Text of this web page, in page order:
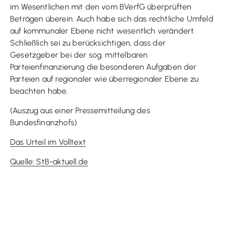
im Wesentlichen mit den vom BVerfG überprüften
Beträgen überein. Auch habe sich das rechtliche Umfeld
auf kommunaler Ebene nicht wesentlich verändert.
Schließlich sei zu berücksichtigen, dass der
Gesetzgeber bei der sog. mittelbaren
Parteienfinanzierung die besonderen Aufgaben der
Parteien auf regionaler wie überregionaler Ebene zu
beachten habe.
(Auszug aus einer Pressemitteilung des
Bundesfinanzhofs)
Das Urteil im Volltext
Quelle: StB-aktuell.de